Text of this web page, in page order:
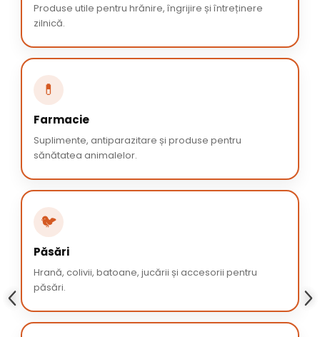
Produse utile pentru hrănire, îngrijire și întreținere
zilnică.
💊
Farmacie
Suplimente, antiparazitare și produse pentru
sănătatea animalelor.
🐦
Păsări
Hrană, colivii, batoane, jucării și accesorii pentru
păsări.